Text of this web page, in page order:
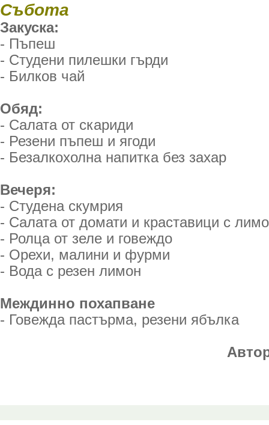
Събота
Закуска:
- Пъпеш
- Студени пилешки гърди
- Билков чай
Обяд:
- Салата от скариди
- Резени пъпеш и ягоди
- Безалкохолна напитка без захар
Вечеря:
- Студена скумрия
- Салата от домати и краставици с
- Ролца от зеле и говеждо
- Орехи, малини и фурми
- Вода с резен лимон
Междинно похапване
- Говежда пастърма, резени ябълка